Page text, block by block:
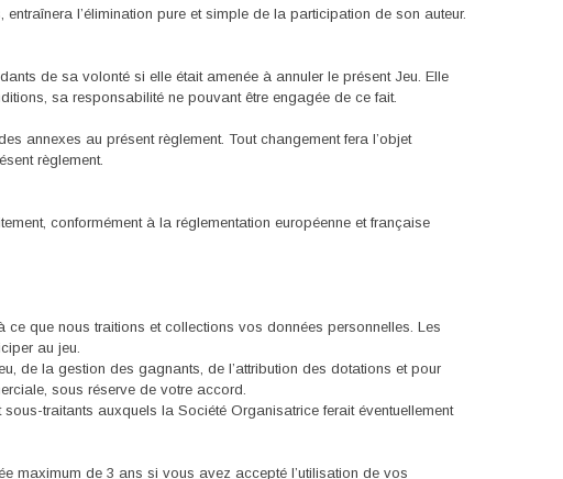
l’élimination pure et simple de la participation de son auteur.
de sa volonté si elle était amenée à annuler le présent Jeu. Elle
sa responsabilité ne pouvant être engagée de ce fait.
annexes au présent règlement. Tout changement fera l’objet
règlement.
conformément à la réglementation européenne et française
que nous traitions et collections vos données personnelles. Les
au jeu.
de la gestion des gagnants, de l’attribution des dotations et pour
sous réserve de votre accord.
traitants auxquels la Société Organisatrice ferait éventuellement
maximum de 3 ans si vous avez accepté l’utilisation de vos